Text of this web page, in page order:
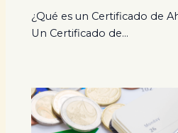
¿Qué es un Certificado de
Un Certificado de…